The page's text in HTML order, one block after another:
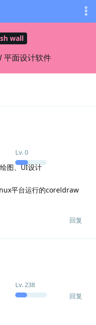
wall
平面设计软件
Lv.0
图、UI设计
平台运行的coreldraw
回复
Lv.238
回复